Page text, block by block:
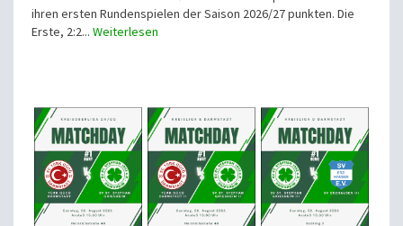
ihren ersten Rundenspielen der Saison 2026/27 punkten. Die
Erste, 2:2... Weiterlesen